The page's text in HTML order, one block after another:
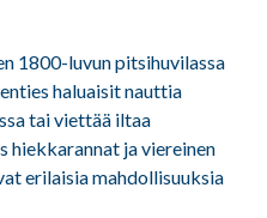
1800-luvun pitsihuvilassa
haluaisit nauttia
tai viettää iltaa
hiekkarannat ja viereinen
erilaisia mahdollisuuksia